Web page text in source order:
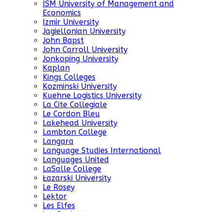
ISM University of Management and
Economics
Izmir University
Jagiellonian University
John Bapst
John Carroll University
Jonkoping University
Kaplan
Kings Colleges
Kozminski University
Kuehne Logistics University
La Cite Collegiale
Le Cordon Bleu
Lakehead University
Lambton College
Langara
Language Studies International
Languages United
LaSalle College
Łazarski University
Le Rosey
Lektor
Les Elfes